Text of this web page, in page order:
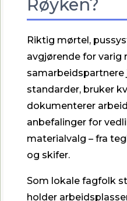
Røyken?
Riktig mørtel,
avgjørende for varig
standarder, bruker
dokumenterer
anbefalinger for
materialvalg – fra
og skifer.
Som lokale fagfolk
holder